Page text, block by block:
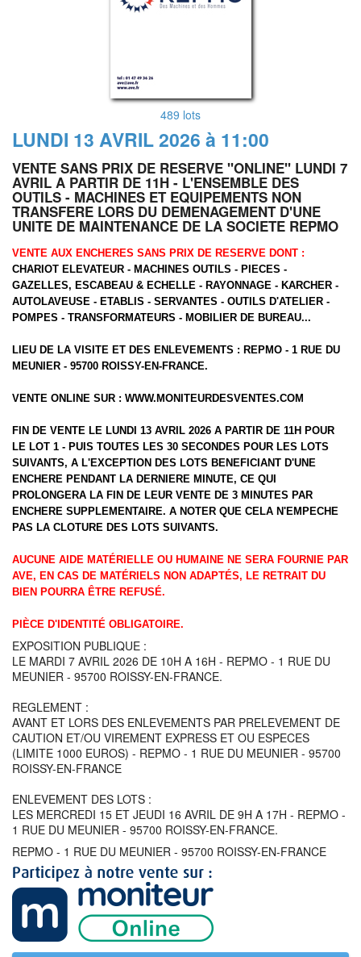
489 lots
LUNDI 13 AVRIL 2026 à 11:00
VENTE SANS PRIX DE RESERVE "ONLINE" LUNDI 7
AVRIL A PARTIR DE 11H - L'ENSEMBLE DES
OUTILS - MACHINES ET EQUIPEMENTS NON
TRANSFERE LORS DU DEMENAGEMENT D'UNE
UNITE DE MAINTENANCE DE LA SOCIETE REPMO
VENTE AUX ENCHERES SANS PRIX DE RESERVE DONT :
CHARIOT ELEVATEUR - MACHINES OUTILS - PIECES -
GAZELLES, ESCABEAU & ECHELLE - RAYONNAGE - KARCHER -
AUTOLAVEUSE - ETABLIS - SERVANTES - OUTILS D'ATELIER -
POMPES - TRANSFORMATEURS - MOBILIER DE BUREAU...
LIEU DE LA VISITE ET DES ENLEVEMENTS : REPMO - 1 RUE DU
MEUNIER - 95700 ROISSY-EN-FRANCE.
VENTE ONLINE SUR : WWW.MONITEURDESVENTES.COM
FIN DE VENTE LE LUNDI 13 AVRIL 2026 A PARTIR DE 11H POUR
LE LOT 1 - PUIS TOUTES LES 30 SECONDES POUR LES LOTS
SUIVANTS, A L'EXCEPTION DES LOTS BENEFICIANT D'UNE
ENCHERE PENDANT LA DERNIERE MINUTE, CE QUI
PROLONGERA LA FIN DE LEUR VENTE DE 3 MINUTES PAR
ENCHERE SUPPLEMENTAIRE. A NOTER QUE CELA N'EMPECHE
PAS LA CLOTURE DES LOTS SUIVANTS.
AUCUNE AIDE MATÉRIELLE OU HUMAINE NE SERA FOURNIE PAR
AVE, EN CAS DE MATÉRIELS NON ADAPTÉS, LE RETRAIT DU
BIEN POURRA ÊTRE REFUSÉ.
PIÈCE D'IDENTITÉ OBLIGATOIRE.
EXPOSITION PUBLIQUE :
LE MARDI 7 AVRIL 2026 DE 10H A 16H - REPMO - 1 RUE DU
MEUNIER - 95700 ROISSY-EN-FRANCE.
REGLEMENT :
AVANT ET LORS DES ENLEVEMENTS PAR PRELEVEMENT DE
CAUTION ET/OU VIREMENT EXPRESS ET OU ESPECES
(LIMITE 1000 EUROS) - REPMO - 1 RUE DU MEUNIER - 95700
ROISSY-EN-FRANCE
ENLEVEMENT DES LOTS :
LES MERCREDI 15 ET JEUDI 16 AVRIL DE 9H A 17H - REPMO -
1 RUE DU MEUNIER - 95700 ROISSY-EN-FRANCE.
REPMO - 1 RUE DU MEUNIER - 95700 ROISSY-EN-FRANCE